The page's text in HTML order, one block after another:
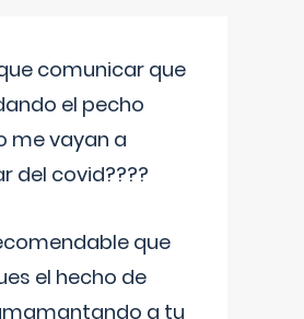
comunicar que
el pecho
me vayan a
del covid????
que
el hecho de
a tu